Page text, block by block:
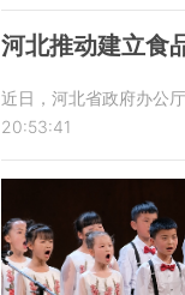
河北推动建立食
近日，河北省政府办公
20:53:41